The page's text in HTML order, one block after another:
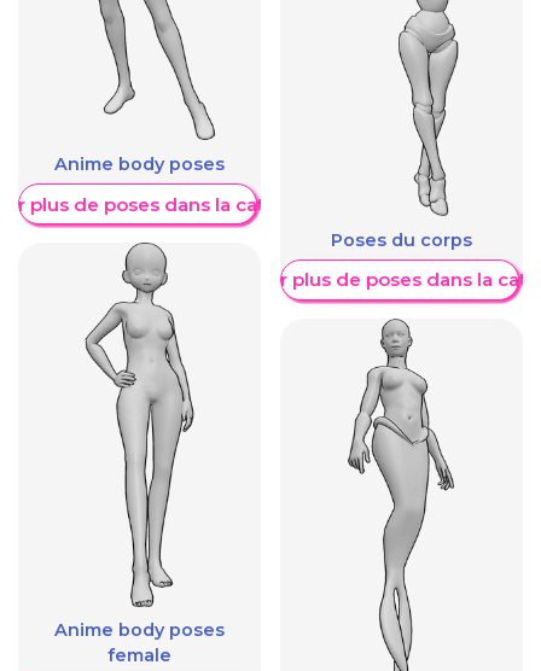
Anime body poses
plus de poses dans la catégorie
Anime body poses
female
Poses du corps
Afficher plus de poses dans la